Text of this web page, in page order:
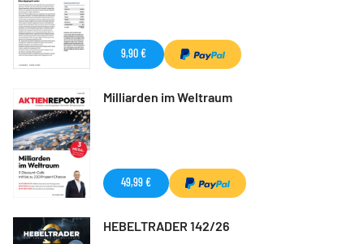
9,90 €
Milliarden im Weltraum
49,99 €
HEBELTRADER 142/26